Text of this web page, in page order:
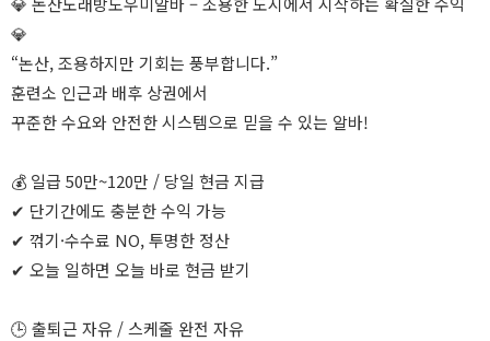
💎
“논산, 조용하지만 기회는 풍부합니다.”
훈련소 인근과 배후 상권에서
꾸준한 수요와 안전한 시스템으로 믿을 수 있는 알바!
💰 일급 50만~120만 / 당일 현금 지급
✔ 단기간에도 충분한 수익 가능
✔ 꺾기·수수료 NO, 투명한 정산
✔ 오늘 일하면 오늘 바로 현금 받기
🕒 출퇴근 자유 / 스케줄 완전 자유